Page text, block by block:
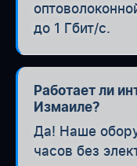
до 1 Гбит/с.
Работает ли
Измаиле?
Да! Наше
часов без